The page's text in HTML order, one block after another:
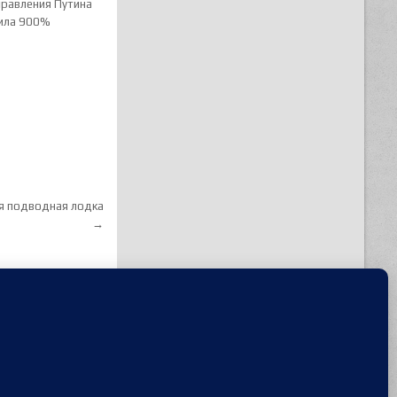
Путина
900%
подводная лодка
→